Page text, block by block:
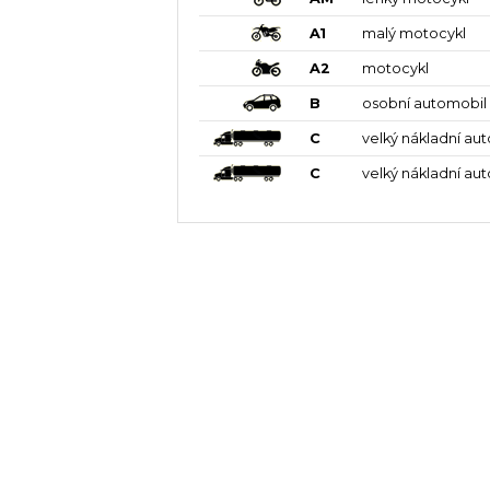
A1 malý motocykl
A2 motocykl
B osobní automobil
C velký nákladní
C velký nákladní